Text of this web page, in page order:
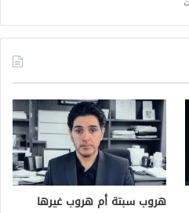
هروب سبتة أم هروب غيرها